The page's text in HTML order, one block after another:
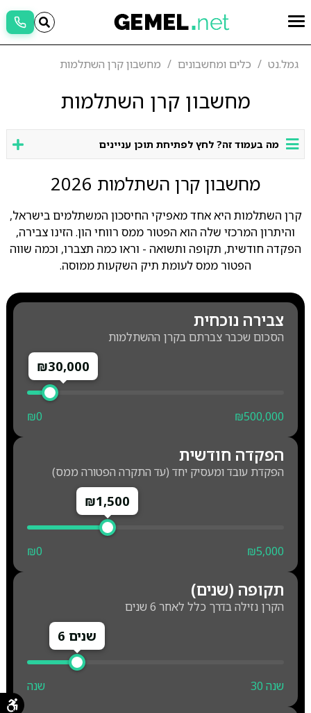
גמל.נט כלים ומחשבונים מחשבון קרן השתלמות
מחשבון קרן השתלמות
מה בעמוד זה? לחץ לפתיחת תוכן עניינים
מחשבון קרן השתלמות 2026
קרן השתלמות היא אחד מאפיקי החיסכון המשתלמים בישראל,
והיתרון המרכזי שלה הוא הפטור ממס רווחי הון. הזינו צבירה,
הפקדה חודשית, תקופה ותשואה - וראו כמה תצברו, וכמה שווה
הפטור ממס לעומת תיק השקעות ממוסה.
צבירה נוכחית
הסכום שכבר צברתם בקרן ההשתלמות
₪30,000
₪0 ₪500,000
הפקדה חודשית
הפקדת עובד ומעסיק יחד (עד התקרה הפטורה ממס)
₪1,500
₪0 ₪5,000
תקופה (שנים)
הקרן נזילה בדרך כלל לאחר 6 שנים
6 שנים
שנה 30 שנה